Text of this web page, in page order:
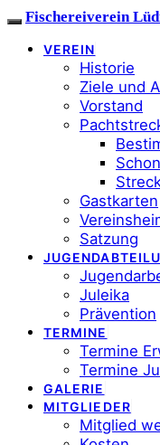
Fischereiverein
VEREIN
Historie
Ziele und
Vorstand
Gastkarten
Satzung
Juleika
Prävention
TERMINE
Termine
Termine
GALERIE
MITGLIEDER
Mitglied